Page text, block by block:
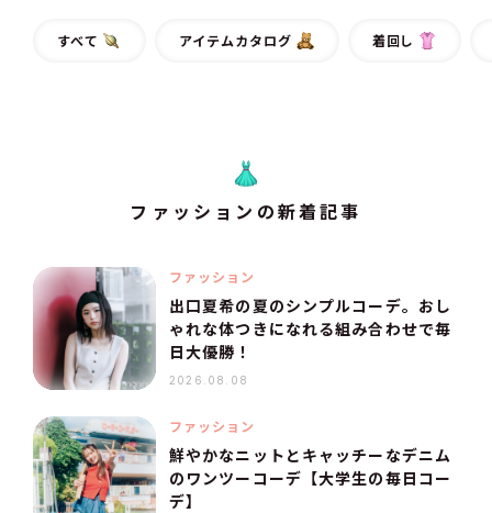
すべて アイテムカタログ 着回し
ファッションの新着記事
ファッション
出口夏希の夏のシンプルコーデ。おし
ゃれな体つきになれる組み合わせで毎
日大優勝！
2026.08.08
ファッション
鮮やかなニットとキャッチーなデニム
のワンツーコーデ【大学生の毎日コー
デ】